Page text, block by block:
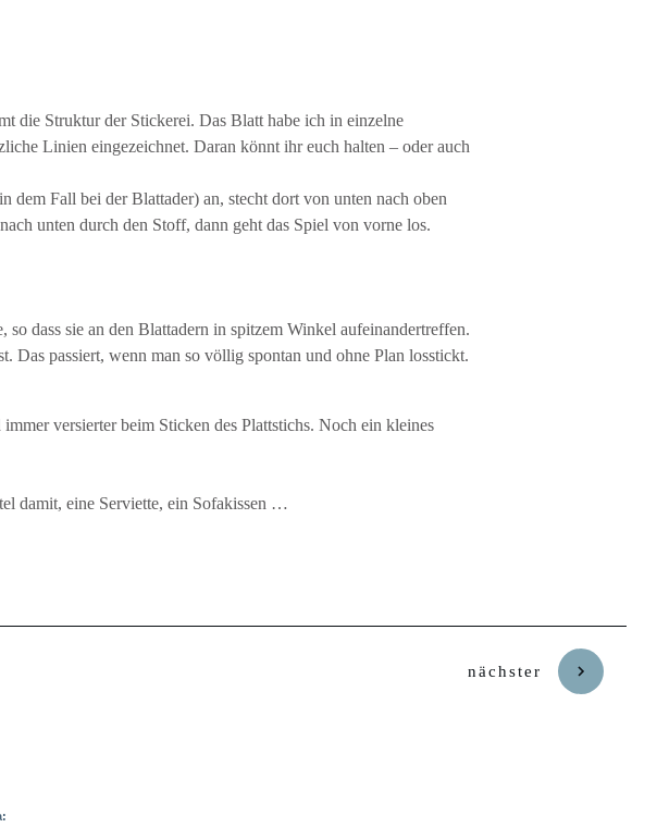
die Struktur der Stickerei. Das Blatt habe ich in einzelne
Linien eingezeichnet. Daran könnt ihr euch halten – oder auch
Fall bei der Blattader) an, stecht dort von unten nach oben
unten durch den Stoff, dann geht das Spiel von vorne los.
dass sie an den Blattadern in spitzem Winkel aufeinandertreffen.
Das passiert, wenn man so völlig spontan und ohne Plan losstickt.
versierter beim Sticken des Plattstichs. Noch ein kleines
damit, eine Serviette, ein Sofakissen …
nächster